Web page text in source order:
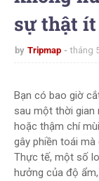
sự thật
by Tripmap tháng
Bạn có bao giờ
sau một thời gian
hoặc thậm chí
gây phiền toái
Thực tế, một số
hưởng của độ